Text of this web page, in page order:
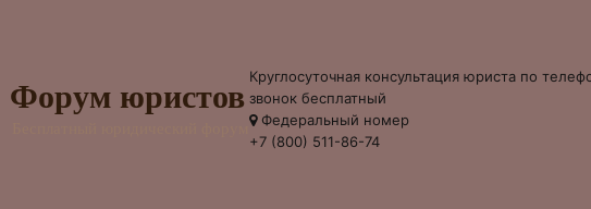
Форум юристов
Круглосуточная консультация юриста по
звонок бесплатный
Федеральный номер
+7 (800) 511-86-74